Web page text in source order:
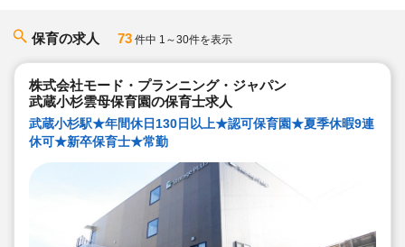
保育の求人 73 件中 1～30件を表示
株式会社モード・プランニング・ジャパン
武蔵小杉雲母保育園の保育士求人
武蔵小杉駅★年間休日130日以上★認可保育園★夏季休暇9連
休可★新卒保育士★常勤